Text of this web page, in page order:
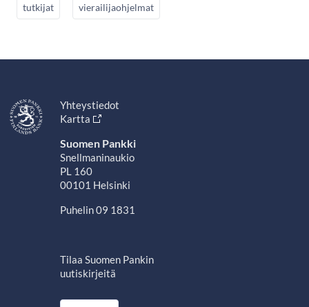
tutkijat vierailijaohjelmat
Yhteystiedot
Kartta
Suomen Pankki
Snellmaninaukio
PL 160
00101 Helsinki
Puhelin 09 1831
Tilaa Suomen Pankin
uutiskirjeitä